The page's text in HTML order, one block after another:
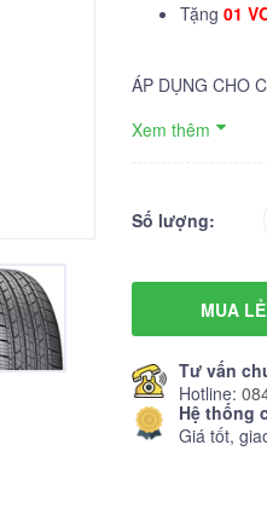
Tặng 01
ÁP DỤNG CHO
Xem thêm
Số lượng:
MUA
Tư vấn
Hotline:
Hệ thống
Giá tốt,